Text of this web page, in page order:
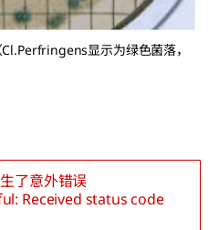
显示为绿色菌落，
了意外错误
Received status code